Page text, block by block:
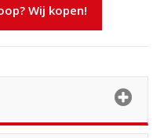
Wij kopen!